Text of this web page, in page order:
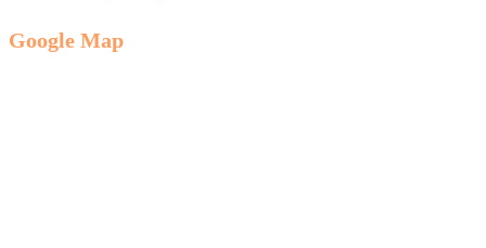
Google Map